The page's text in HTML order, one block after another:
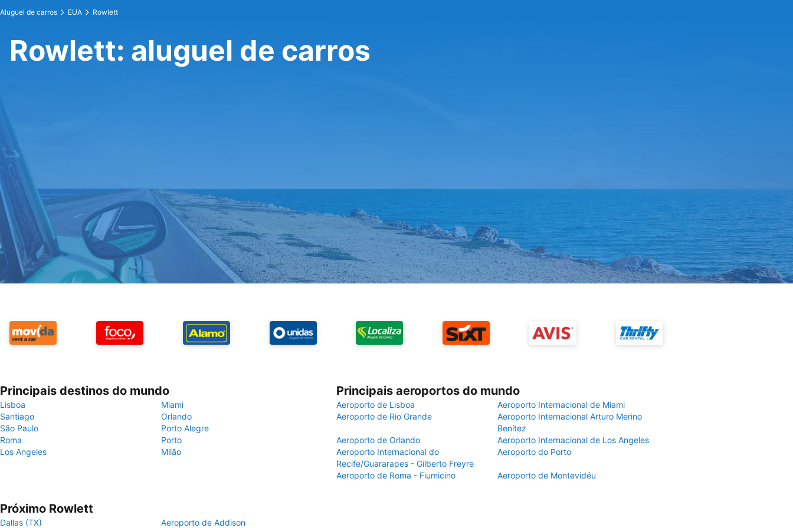
Aluguel de carros EUA Rowlett
Rowlett: aluguel de carros
Principais destinos do mundo
Lisboa
Miami
Santiago
Orlando
São Paulo
Porto Alegre
Roma
Porto
Los Angeles
Milão
Principais aeroportos do mundo
Aeroporto de Lisboa
Aeroporto Internacional de Miami
Aeroporto de Rio Grande
Aeroporto Internacional Arturo Merino
Benítez
Aeroporto de Orlando
Aeroporto Internacional de Los Angeles
Aeroporto Internacional do
Recife/Guararapes - Gilberto Freyre
Aeroporto do Porto
Aeroporto de Roma - Fiumicino Aeroporto de Montevidéu
Próximo Rowlett
Dallas (TX) Aeroporto de Addison